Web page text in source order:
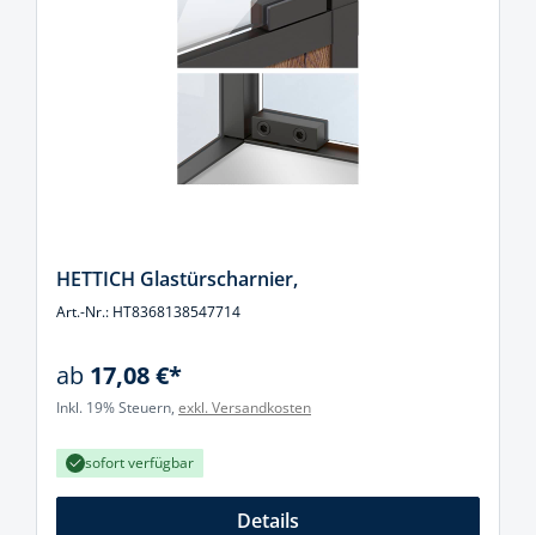
HETTICH Glastürscharnier,
Art.-Nr.: HT8368138547714
ab 17,08 €*
Inkl. 19% Steuern, exkl. Versandkosten
sofort verfügbar
Details